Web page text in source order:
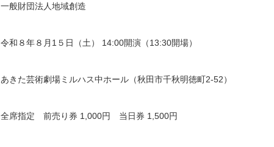
一般財団法人地域創造
令和８年８月1５日（土） 14:00開演（13:30開場）
あきた芸術劇場ミルハス中ホール（秋田市千秋明徳町2-52）
全席指定 前売り券 1,000円 当日券 1,500円